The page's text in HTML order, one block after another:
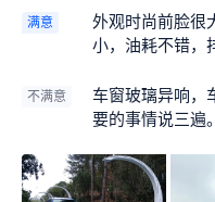
满意
外观时尚前脸很
小，油耗不错，
不满意
车窗玻璃异响，
要的事情说三遍
了！为一见钟情